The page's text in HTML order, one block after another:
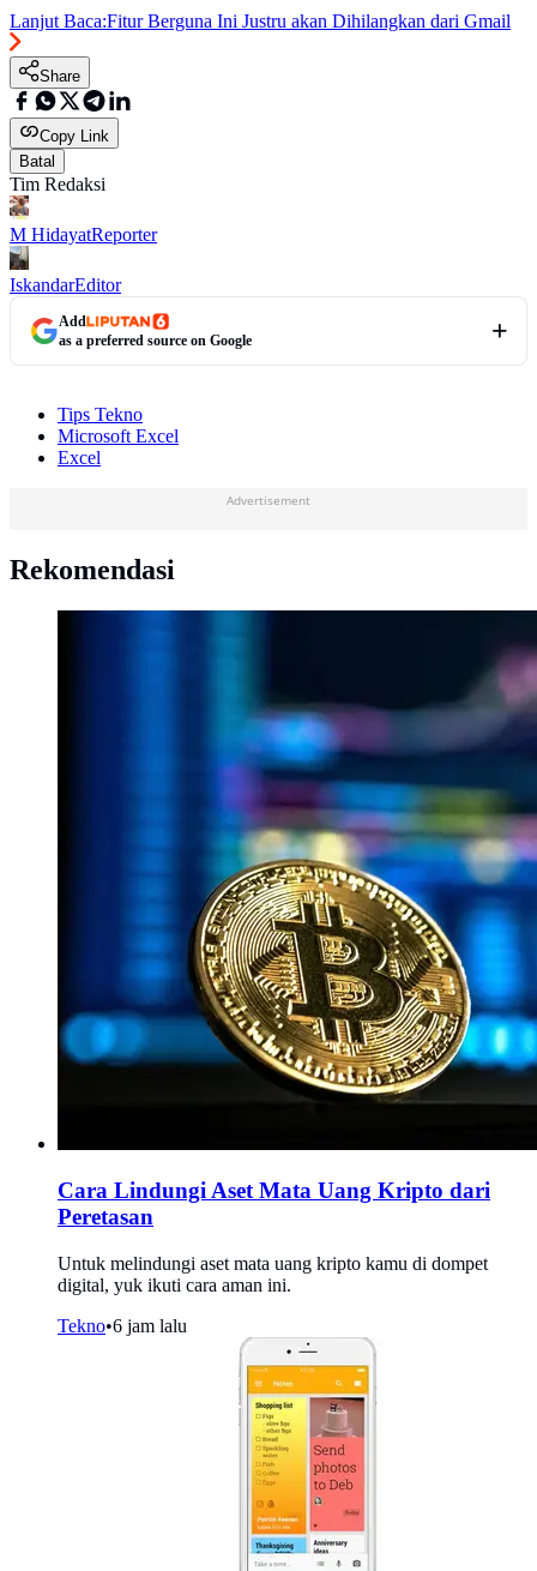
Lanjut Baca:Fitur Berguna Ini Justru akan Dihilangkan dari Gmail
Share
Copy Link
Batal
Tim Redaksi
M HidayatReporter
IskandarEditor
Add
as a preferred source on Google
Tips Tekno
Microsoft Excel
Excel
Advertisement
Rekomendasi
Cara Lindungi Aset Mata Uang Kripto dari
Peretasan
Untuk melindungi aset mata uang kripto kamu di dompet
digital, yuk ikuti cara aman ini.
Tekno•6 jam lalu